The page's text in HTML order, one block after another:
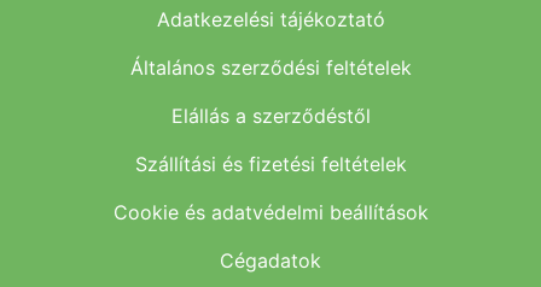
Adatkezelési tájékoztató
Általános szerződési feltételek
Elállás a szerződéstől
Szállítási és fizetési feltételek
Cookie és adatvédelmi beállítások
Cégadatok